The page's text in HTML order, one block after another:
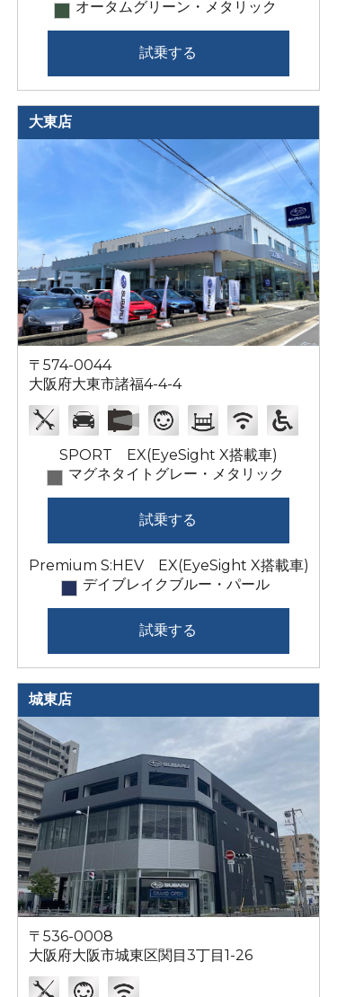
オータムグリーン・メタリック
試乗する
大東店
〒574-0044
大阪府大東市諸福4-4-4
SPORT EX(EyeSight X搭載車)
マグネタイトグレー・メタリック
試乗する
Premium S:HEV EX(EyeSight X搭載車)
デイブレイクブルー・パール
試乗する
城東店
〒536-0008
大阪府大阪市城東区関目3丁目1-26